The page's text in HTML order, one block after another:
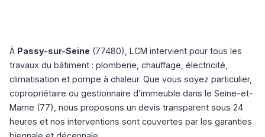
À Passy-sur-Seine (77480), LCM intervient pour tous les
travaux du bâtiment : plomberie, chauffage, électricité,
climatisation et pompe à chaleur. Que vous soyez particulier,
copropriétaire ou gestionnaire d’immeuble dans le Seine-et-
Marne (77), nous proposons un devis transparent sous 24
heures et nos interventions sont couvertes par les garanties